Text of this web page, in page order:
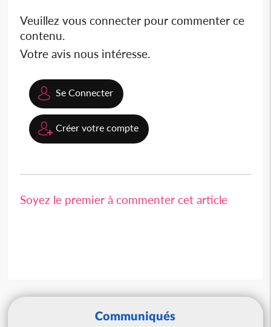
Veuillez vous connecter pour commenter ce
contenu.
Votre avis nous intéresse.
Se Connecter
Créer votre compte
Soyez le premier à commenter cet article
Communiqués